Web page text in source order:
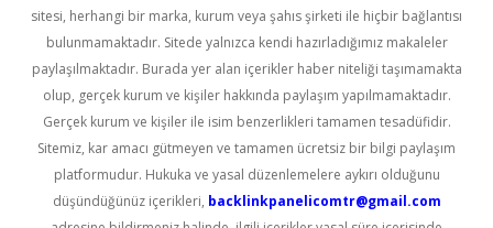
sitesi, herhangi bir marka, kurum veya şahıs şirketi ile hiçbir bağlantısı
bulunmamaktadır. Sitede yalnızca kendi hazırladığımız makaleler
paylaşılmaktadır. Burada yer alan içerikler haber niteliği taşımamakta
olup, gerçek kurum ve kişiler hakkında paylaşım yapılmamaktadır.
Gerçek kurum ve kişiler ile isim benzerlikleri tamamen tesadüfidir.
Sitemiz, kar amacı gütmeyen ve tamamen ücretsiz bir bilgi paylaşım
platformudur. Hukuka ve yasal düzenlemelere aykırı olduğunu
düşündüğünüz içerikleri, backlinkpanelicomtr@gmail.com